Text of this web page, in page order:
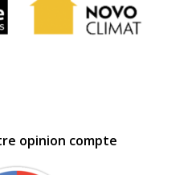
opinion compte